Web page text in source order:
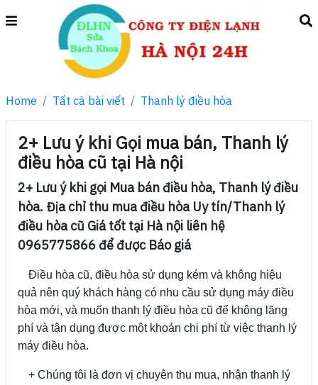
Home Tất cả bài viết Thanh lý điều hòa
2+ Lưu ý khi Gọi mua bán, Thanh lý
điều hòa cũ tại Hà nội
2+ Lưu ý khi gọi Mua bán điều hòa, Thanh lý điều
hòa. Địa chỉ thu mua điều hòa Uy tín/Thanh lý
điều hòa cũ Giá tốt tại Hà nội liên hệ
0965775866 để được Báo giá
Điều hòa cũ, điều hòa sử dụng kém và không hiệu
quả nên quý khách hàng có nhu cầu sử dụng máy điều
hòa mới, và muốn thanh lý điều hòa cũ để không lãng
phí và tận dụng được một khoản chi phí từ việc thanh lý
máy điều hòa.
+ Chúng tôi là đơn vị chuyên thu mua, nhận thanh lý